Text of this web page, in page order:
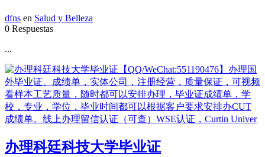
dfns en Salud y Belleza
0 Respuestas
...
办理科廷科技大学毕业证